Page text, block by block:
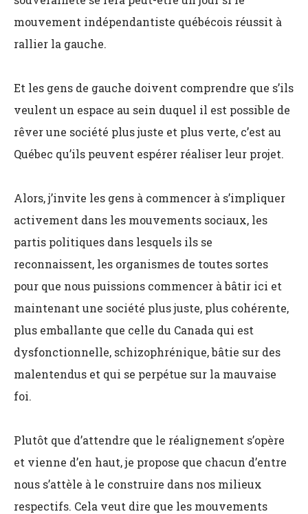
mouvement indépendantiste québécois réussit à
rallier la gauche.
Et les gens de gauche doivent comprendre que s’ils
veulent un espace au sein duquel il est possible de
rêver une société plus juste et plus verte, c’est au
Québec qu’ils peuvent espérer réaliser leur projet.
Alors, j’invite les gens à commencer à s’impliquer
activement dans les mouvements sociaux, les
partis politiques dans lesquels ils se
reconnaissent, les organismes de toutes sortes
pour que nous puissions commencer à bâtir ici et
maintenant une société plus juste, plus cohérente,
plus emballante que celle du Canada qui est
dysfonctionnelle, schizophrénique, bâtie sur des
malentendus et qui se perpétue sur la mauvaise
foi.
Plutôt que d’attendre que le réalignement s’opère
et vienne d’en haut, je propose que chacun d’entre
nous s’attèle à le construire dans nos milieux
respectifs. Cela veut dire que les mouvements